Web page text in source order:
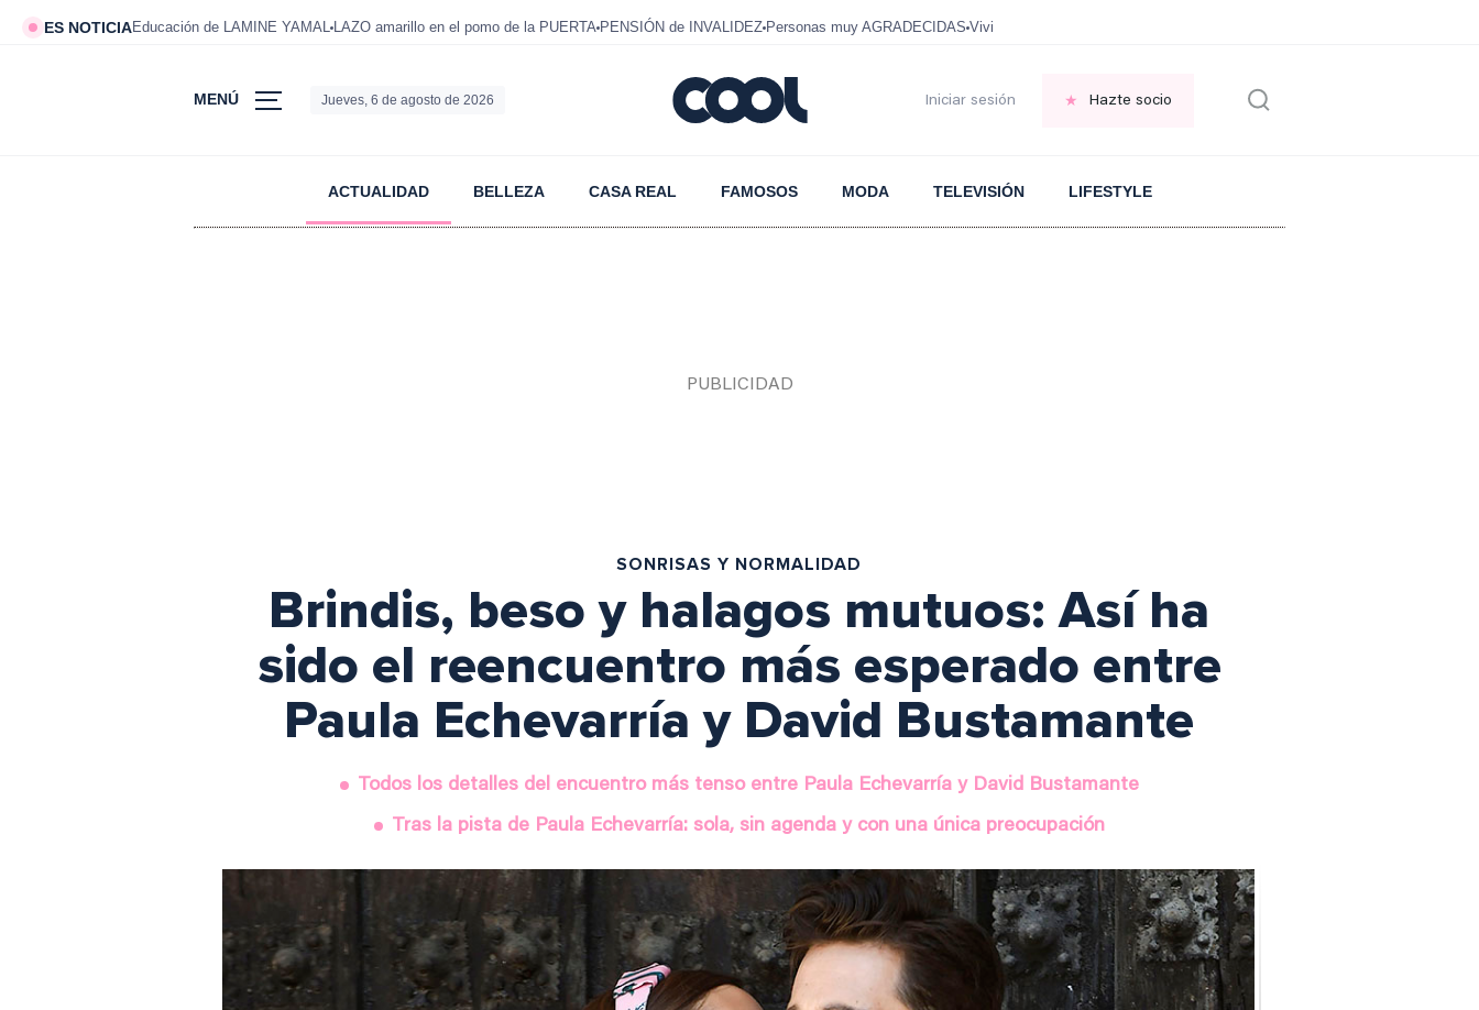
ES NOTICIAEducación de LAMINE YAMAL LAZO amarillo en el pomo de la PUERTA PENSIÓN de INVALIDEZ Personas muy AGRADECIDAS Vivir GRATIS en una ISLA en GRECIA
MENÚ Jueves, 6 de agosto de 2026 Iniciar sesión Hazte socio
ACTUALIDAD BELLEZA CASA REAL FAMOSOS MODA TELEVISIÓN LIFESTYLE
SONRISAS Y NORMALIDAD
Brindis, beso y halagos mutuos: Así ha
sido el reencuentro más esperado entre
Paula Echevarría y David Bustamante
Todos los detalles del encuentro más tenso entre Paula Echevarría y David Bustamante
Tras la pista de Paula Echevarría: sola, sin agenda y con una única preocupación